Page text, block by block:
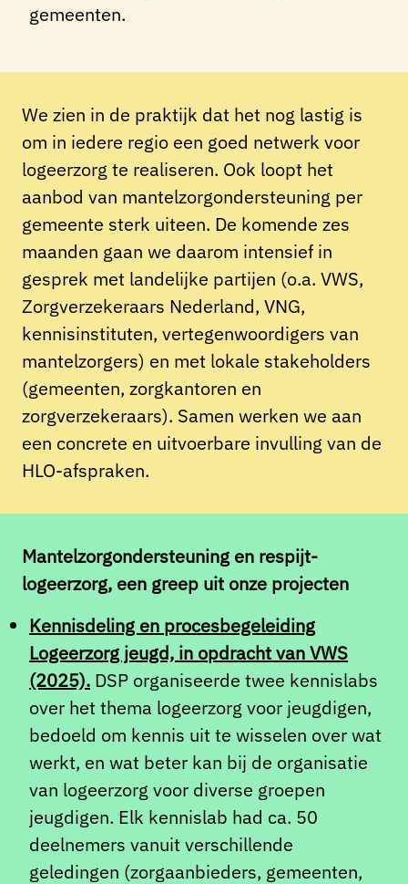
gemeenten.
We zien in de praktijk dat het nog lastig is
om in iedere regio een goed netwerk voor
logeerzorg te realiseren. Ook loopt het
aanbod van mantelzorgondersteuning per
gemeente sterk uiteen. De komende zes
maanden gaan we daarom intensief in
gesprek met landelijke partijen (o.a. VWS,
Zorgverzekeraars Nederland, VNG,
kennisinstituten, vertegenwoordigers van
mantelzorgers) en met lokale stakeholders
(gemeenten, zorgkantoren en
zorgverzekeraars). Samen werken we aan
een concrete en uitvoerbare invulling van de
HLO-afspraken.
Mantelzorgondersteuning en respijt-
logeerzorg, een greep uit onze projecten
Kennisdeling en procesbegeleiding
Logeerzorg jeugd, in opdracht van VWS
(2025). DSP organiseerde twee kennislabs
over het thema logeerzorg voor jeugdigen,
bedoeld om kennis uit te wisselen over wat
werkt, en wat beter kan bij de organisatie
van logeerzorg voor diverse groepen
jeugdigen. Elk kennislab had ca. 50
deelnemers vanuit verschillende
geledingen (zorgaanbieders, gemeenten,